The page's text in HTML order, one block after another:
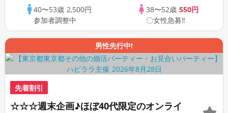
PARTY!!40〜53歳 2,500円
参加者調整中
38〜52歳 550円
〇女性急募‼
男性先行中!
先着割引
☆☆☆週末企画♪ほぼ40代限定のオンライ